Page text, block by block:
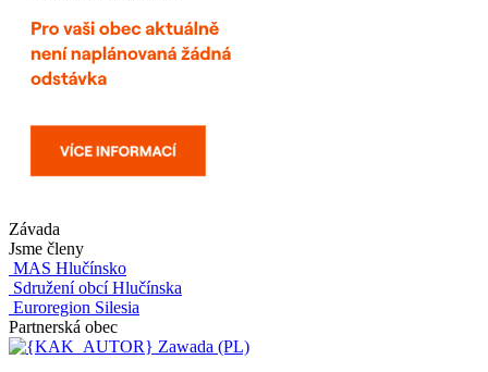
Závada
Jsme členy
MAS Hlučínsko
Sdružení obcí Hlučínska
Euroregion Silesia
Partnerská obec
Zawada (PL)